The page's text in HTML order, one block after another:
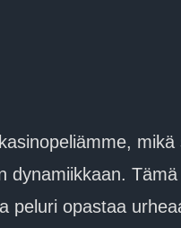
dynamiikkaan.
peluri opastaa